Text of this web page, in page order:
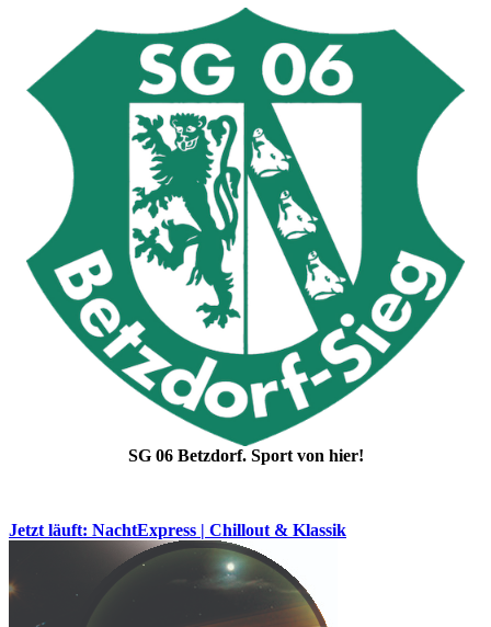
SG 06 Betzdorf. Sport von hier!
Jetzt läuft: NachtExpress | Chillout & Klassik